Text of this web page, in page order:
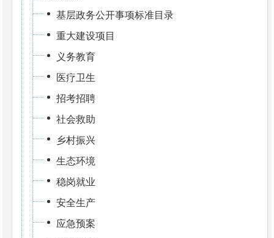
基层政务公开事项标准目录
重大建设项目
义务教育
医疗卫生
招考招聘
社会救助
乡村振兴
生态环境
稳岗就业
安全生产
应急预案